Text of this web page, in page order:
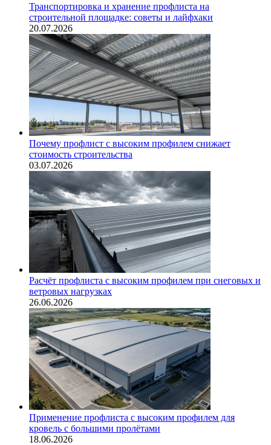
Транспортировка и хранение профлиста на
строительной площадке: советы и лайфхаки
20.07.2026
Почему профлист с высоким профилем снижает
стоимость строительства
03.07.2026
Расчёт профлиста с высоким профилем при снеговых и
ветровых нагрузках
26.06.2026
Применение профлиста с высоким профилем для
кровель с большими пролётами
18.06.2026